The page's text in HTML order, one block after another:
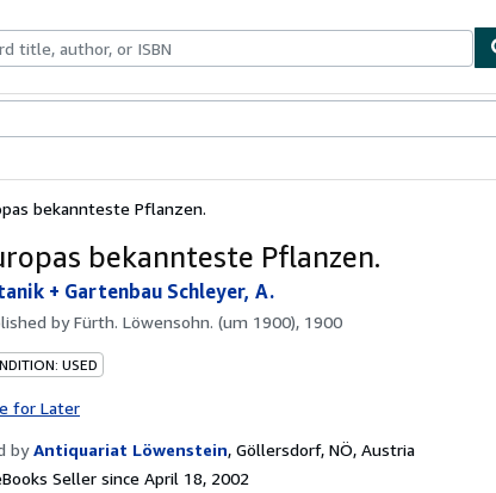
bekannteste Pflanzen.
bekannteste Pflanzen.
+ Gartenbau Schleyer, A.
byFürth. Löwensohn. (um 1900), 1900
USED
for Later
by Antiquariat Löwenstein, Göllersdorf, NÖ, Austria
Seller since April 18, 2002